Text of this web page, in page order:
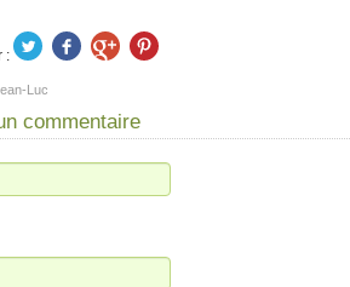
:
Luc
commentaire